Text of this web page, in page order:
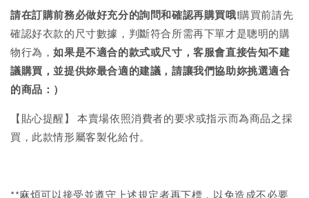
請在訂購前務必做好充分的詢問和確認再購買哦!購買前請先
確認好衣款的尺寸數據，判斷符合所需再下單才是聰明的購
物行為，如果是不適合的款式或尺寸，客服會直接告知不建
議購買，並提供妳最合適的建議，請讓我們協助妳挑選適合
的商品：）
【貼心提醒】 本賣場依照消費者的要求或指示而為商品之採
買，此款情形屬客製化給付。
**麻煩可以接受並遵守上述規定者再下標，以免造成不必要